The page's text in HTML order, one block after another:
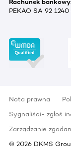
Rachunek
PEKAO SA 92
Nota prawna
Sygnaliści- zgłoś
Zarządzanie
© 2026 DKMS